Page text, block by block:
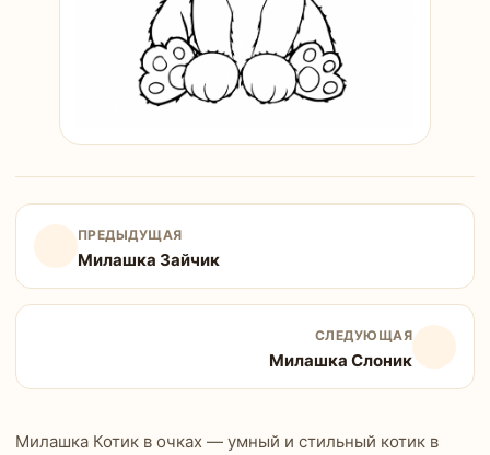
ПРЕДЫДУЩАЯ
Милашка Зайчик
СЛЕДУЮЩАЯ
Милашка Слоник
Милашка Котик в очках — умный и стильный котик в